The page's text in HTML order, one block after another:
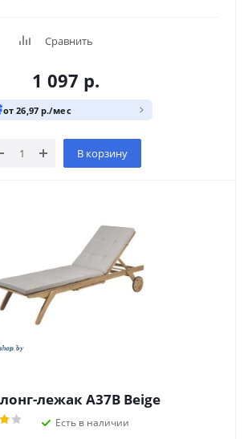
Сравнить
1 097 р.
от 26,97 р./мес
В корзину
лежак A37B Beige
Есть в наличии